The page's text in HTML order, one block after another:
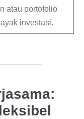
atau portofolio
investasi.